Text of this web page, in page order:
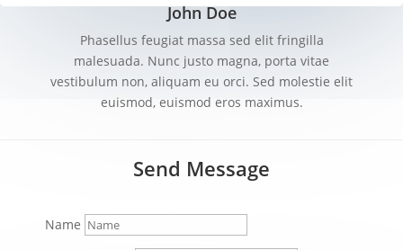
John Doe
Phasellus feugiat massa sed elit fringilla
malesuada. Nunc justo magna, porta vitae
vestibulum non, aliquam eu orci. Sed molestie elit
euismod, euismod eros maximus.
Send Message
Name